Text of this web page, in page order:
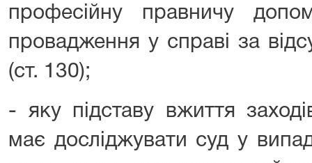
професійну правничу
провадження у справі за
(ст. 130);
- яку підставу вжиття
має досліджувати суд у